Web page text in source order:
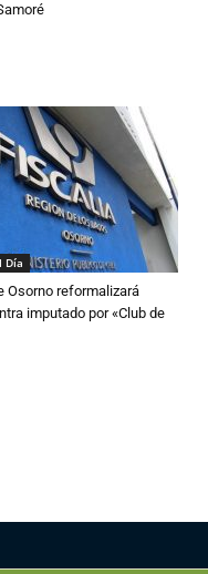
Día
Osorno reformalizará
imputado por «Club de